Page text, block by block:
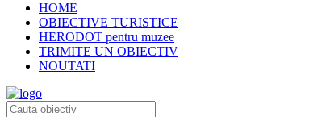
HOME
OBIECTIVE TURISTICE
HERODOT pentru muzee
TRIMITE UN OBIECTIV
NOUTATI